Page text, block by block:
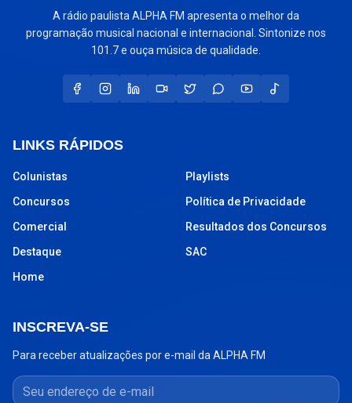
A rádio paulista ALPHA FM apresenta o melhor da
programação musical nacional e internacional. Sintonize nos
101.7 e ouça música de qualidade.
LINKS RÁPIDOS
Colunistas
Concursos
Comercial
Destaque
Home
Playlists
Política de Privacidade
Resultados dos Concursos
SAC
INSCREVA-SE
Para receber atualizações por e-mail da ALPHA FM
Seu endereço de e-mail